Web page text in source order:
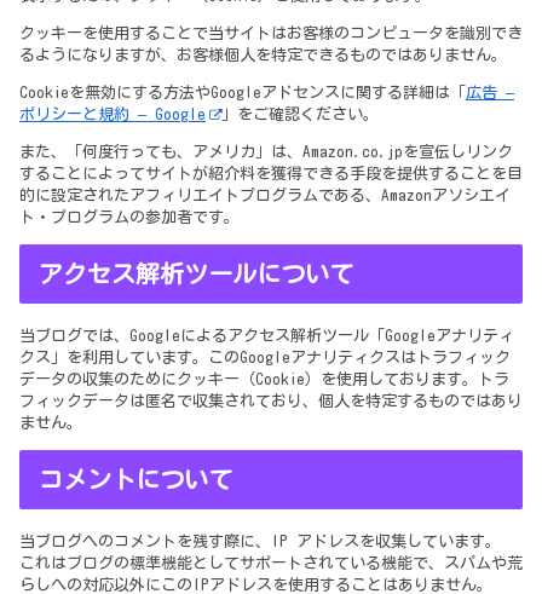
クッキーを使用することで当サイトはお客様のコンピュータを識別でき
るようになりますが、お客様個人を特定できるものではありません。
Cookieを無効にする方法やGoogleアドセンスに関する詳細は「 広告 –
ポリシーと規約 – Google
」をご確認ください。
また、「何度行っても、アメリカ」は、Amazon.co.jpを宣伝しリンク
することによってサイトが紹介料を獲得できる手段を提供することを目
的に設定されたアフィリエイトプログラムである、Amazonアソシエイ
ト・プログラムの参加者です。
アクセス解析ツールについて
当ブログでは、Googleによるアクセス解析ツール「Googleアナリティ
クス」を利用しています。このGoogleアナリティクスはトラフィック
データの収集のためにクッキー（Cookie）を使用しております。トラ
フィックデータは匿名で収集されており、個人を特定するものではあり
ません。
コメントについて
当ブログへのコメントを残す際に、IP アドレスを収集しています。
これはブログの標準機能としてサポートされている機能で、スパムや荒
らしへの対応以外にこのIPアドレスを使用することはありません。